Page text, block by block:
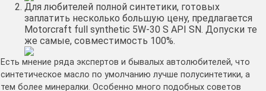
Для любителей полной синтетики, готовых
заплатить несколько большую цену, предлагается
Motоrcraft full synthetic 5W-30 S AРI SN. Допуски те
же самые, совместимость 100%.
Есть мнение ряда экспертов и бывалых автолюбителей, что
синтетическое масло по умолчанию лучше полусинтетики, а
тем более минералки. Особенно много подобных советов